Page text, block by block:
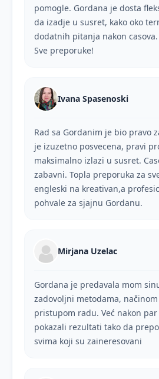
pomogle. Gordana je dosta
da izadje u susret, kako oko
dodatnih pitanja nakon casova.
Sve preporuke!
Ivana Spasenoski
Rad sa Gordanim je bio pravo
je izuzetno posvecena, pravi
maksimalno izlazi u susret.
zabavni. Topla preporuka za
engleski na kreativan,a
pohvale za sjajnu Gordanu.
Mirjana Uzelac
Gordana je predavala mom
zadovoljni metodama,
pristupom radu. Već nakon par
pokazali rezultati tako da
svima koji su zaineresovani